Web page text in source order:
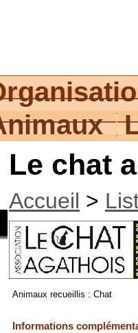
Le chat
Accueil >
Animaux recueillis : Chat
Informations